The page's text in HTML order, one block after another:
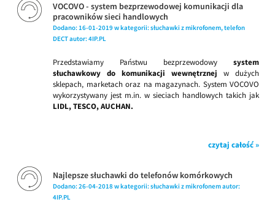
VOCOVO - system bezprzewodowej komunikacji dla
pracowników sieci handlowych
Dodano:16-01-2019w kategorii:słuchawki z mikrofonem,telefon
DECTautor:4IP.PL
Przedstawiamy Państwu bezprzewodowy system
słuchawkowy do komunikacji wewnętrznej w dużych
sklepach, marketach oraz na magazynach. System VOCOVO
wykorzystywany jest m.in. w sieciach handlowych takich jak
LIDL, TESCO, AUCHAN.
czytaj całość »
Najlepsze słuchawki do telefonów komórkowych
Dodano:26-04-2018w kategorii:słuchawki z mikrofonemautor:
4IP.PL